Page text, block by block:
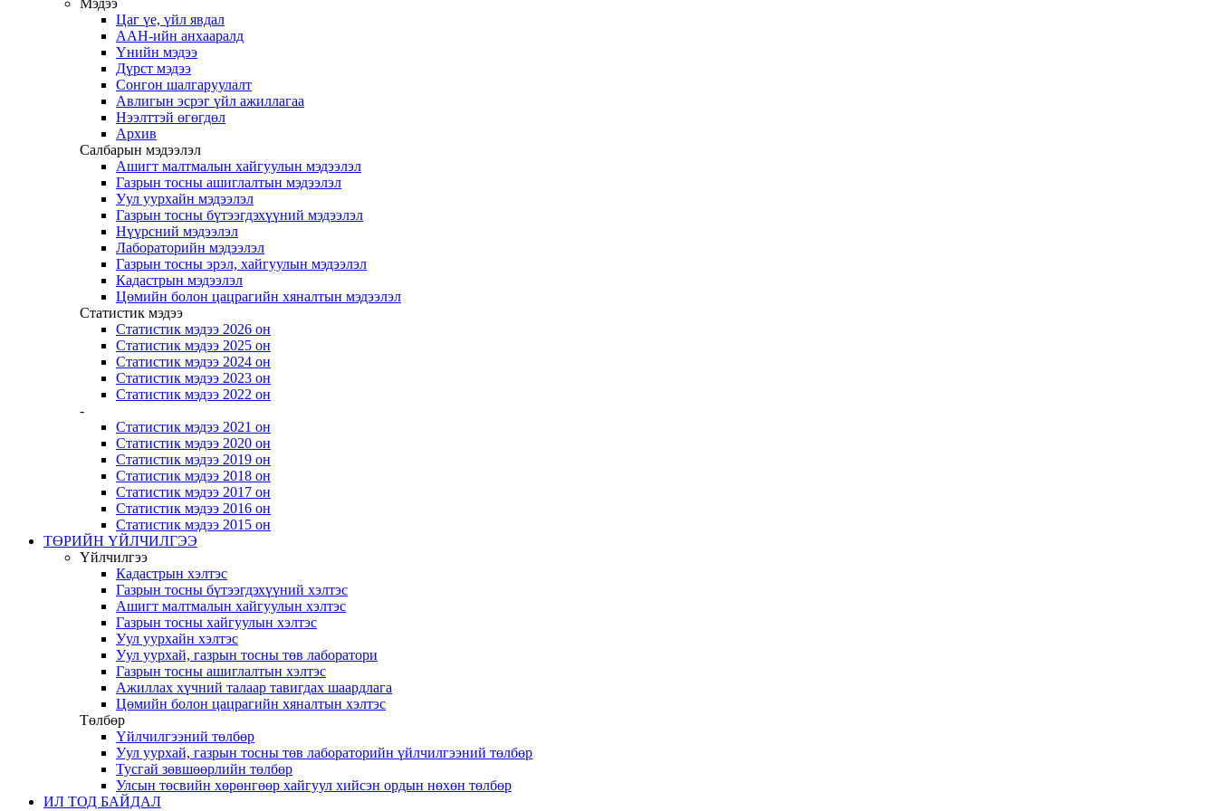
Мэдээ
Цаг үе, үйл явдал
ААН-ийн анхааралд
Үнийн мэдээ
Дүрст мэдээ
Сонгон шалгаруулалт
Авлигын эсрэг үйл ажиллагаа
Нээлттэй өгөгдөл
Архив
Салбарын мэдээлэл
Ашигт малтмалын хайгуулын мэдээлэл
Газрын тосны ашиглалтын мэдээлэл
Уул уурхайн мэдээлэл
Газрын тосны бүтээгдэхүүний мэдээлэл
Нүүрсний мэдээлэл
Лабораторийн мэдээлэл
Газрын тосны эрэл, хайгуулын мэдээлэл
Кадастрын мэдээлэл
Цөмийн болон цацрагийн хяналтын мэдээлэл
Статистик мэдээ
Статистик мэдээ 2026 он
Статистик мэдээ 2025 он
Статистик мэдээ 2024 он
Статистик мэдээ 2023 он
Статистик мэдээ 2022 он
-
Статистик мэдээ 2021 он
Статистик мэдээ 2020 он
Статистик мэдээ 2019 он
Статистик мэдээ 2018 он
Статистик мэдээ 2017 он
Статистик мэдээ 2016 он
Статистик мэдээ 2015 он
ТӨРИЙН ҮЙЛЧИЛГЭЭ
Үйлчилгээ
Кадастрын хэлтэс
Газрын тосны бүтээгдэхүүний хэлтэс
Ашигт малтмалын хайгуулын хэлтэс
Газрын тосны хайгуулын хэлтэс
Уул уурхайн хэлтэс
Уул уурхай, газрын тосны төв лаборатори
Газрын тосны ашиглалтын хэлтэс
Ажиллах хүчний талаар тавигдах шаардлага
Цөмийн болон цацрагийн хяналтын хэлтэс
Төлбөр
Үйлчилгээний төлбөр
Уул уурхай, газрын тосны төв лабораторийн үйлчилгээний төлбөр
Тусгай зөвшөөрлийн төлбөр
Улсын төсвийн хөрөнгөөр хайгуул хийсэн ордын нөхөн төлбөр
ИЛ ТОД БАЙДАЛ